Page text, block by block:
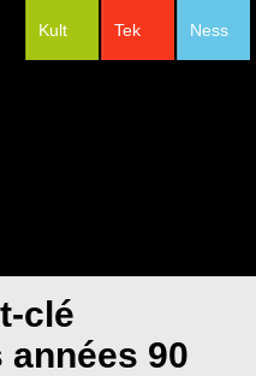
Ness
Tek
Kult
clé
années 90